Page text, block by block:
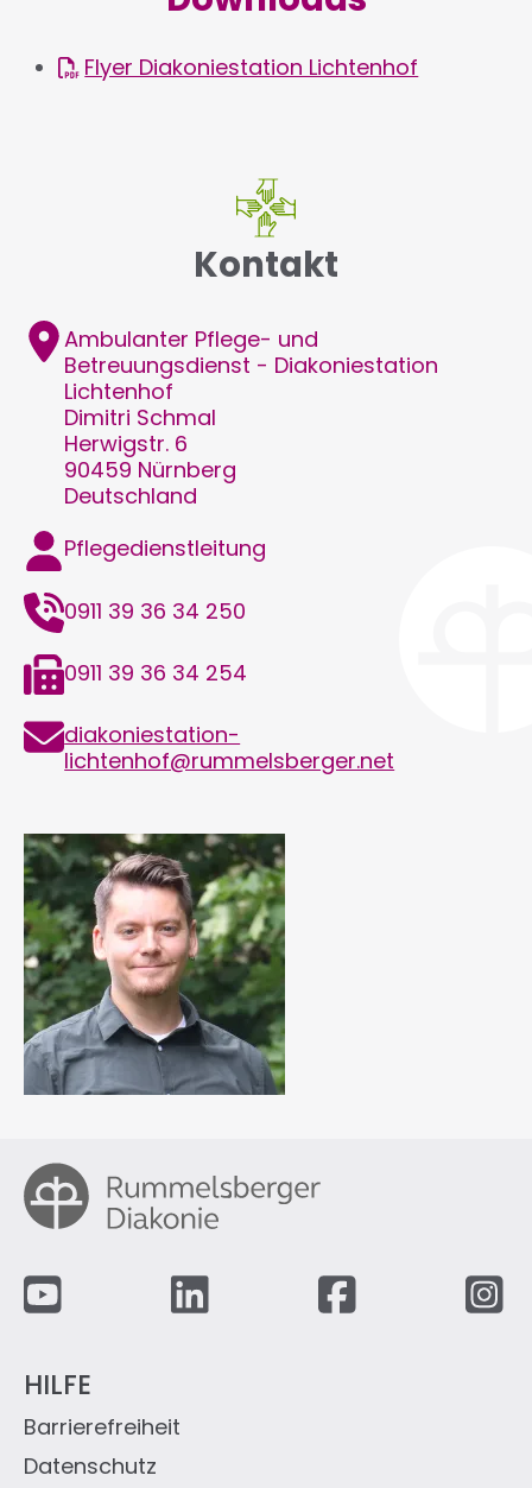
Flyer Diakoniestation Lichtenhof
Kontakt
Adresse
Ambulanter Pflege- und
Betreuungsdienst - Diakoniestation
Lichtenhof
Dimitri Schmal
Herwigstr. 6
90459 Nürnberg
Deutschland
Funktion
Pflegedienstleitung
Telefon0911 39 36 34 250
Telefax0911 39 36 34 254
E-
Mail
diakoniestation-
lichtenhof@rummelsberger.net
Fußzeile
HILFE
Datenschutz
Barrierefreiheit